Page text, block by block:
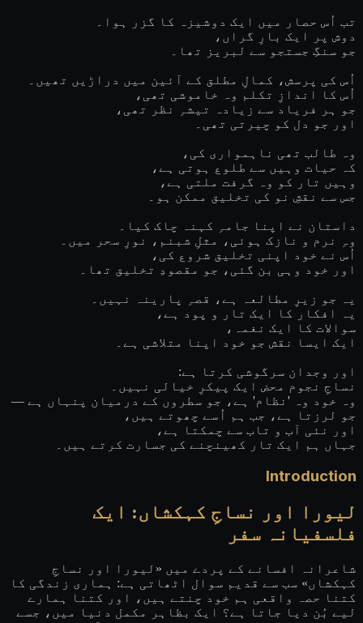
تب اُس حصار میں ایک دوشیزہ کا گزر ہوا۔
دوش پر ایک بارِ گراں،
جو سنگِ جستجو سے لبریز تھا۔
اُس کی پرسش، کمالِ مطلق کے آئین میں دراڑیں تھیں۔
اُس کا اندازِ تکلم وہ خاموشی تھی،
جو ہر فریاد سے زیادہ تیشہِ نظر تھی،
اور جو دل کو چیرتی تھی۔
وہ طالب تھی ناہمواری کی،
کہ حیات وہیں سے طلوع ہوتی ہے،
وہیں تار کو وہ گرفت ملتی ہے،
جس سے نقشِ نو کی تخلیق ممکن ہو۔
داستان نے اپنا جامہِ کہنہ چاک کیا۔
وہِ نرم و نازک ہوئی، مثلِ شبنم، نورِ سحر میں۔
اُس نے خود اپنی تخلیق شروع کی،
اور خود وہی بن گئی، جو مقصودِ تخلیق تھا۔
یہ جو زیرِ مطالعہ ہے، قصہِ پارینہ نہیں۔
یہ افکار کا ایک تار و پود ہے،
سوالات کا ایک نغمہ،
ایک ایسا نقش جو خود اپنا متلاشی ہے۔
اور وجدان سرگوشی کرتا ہے:
نساجِ نجوم محض ایک پیکرِ خیالی نہیں۔
وہ خود وہ 'نظام' ہے، جو سطروں کے درمیان پنہاں ہے —
جو لرزتا ہے، جب ہم اُسے چھوتے ہیں،
اور نئی آب و تاب سے چمکتا ہے،
جہاں ہم ایک تار کھینچنے کی جسارت کرتے ہیں۔
Introduction
لیورا اور نساجِ کہکشاں: ایک
فلسفیانہ سفر
شاعرانہ افسانے کے پردے میں «لیورا اور نساجِ
کہکشاں» سب سے قدیم سوال اٹھاتی ہے: ہماری زندگی کا
کتنا حصہ واقعی ہم خود چنتے ہیں، اور کتنا ہمارے
لیے بُن دیا جاتا ہے؟ ایک بظاہر مکمل دنیا میں، جسے